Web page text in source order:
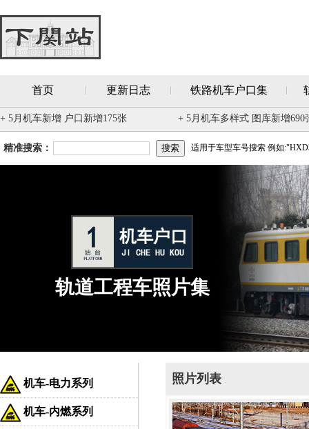
首页 更新日志 铁路机车户口集
+ 5月机车新增 户口新增175张 + 5月机车多样式 图库新增690
精准搜索： 适用于车型车号搜索 例如
轨道工程车照片集
机车-电力系列
机车-内燃系列
照片列表